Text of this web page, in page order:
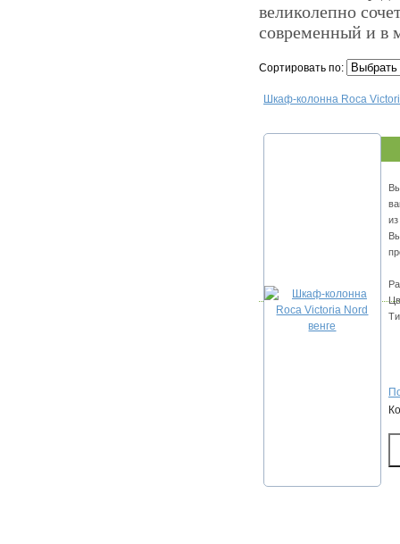
великолепно
современный и в
Сортировать по:
Шкаф-колонна Roca